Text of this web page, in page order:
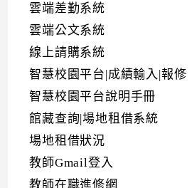
雲端差勤系統
雲端公文系統
線上請購系統
智慧校園平台|成績輸入|報修
智慧校園平台說明手冊
館藏查詢|場地租借系統
場地租借狀況
教師Gmail登入
教師在職進修網